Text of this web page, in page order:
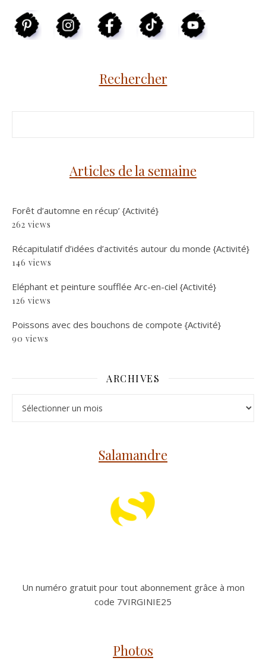
Rechercher
Articles de la semaine
Forêt d’automne en récup’ {Activité}
262 views
Récapitulatif d’idées d’activités autour du monde {Activité}
146 views
Eléphant et peinture soufflée Arc-en-ciel {Activité}
126 views
Poissons avec des bouchons de compote {Activité}
90 views
ARCHIVES
Salamandre
Un numéro gratuit pour tout abonnement grâce à mon
code 7VIRGINIE25
Photos